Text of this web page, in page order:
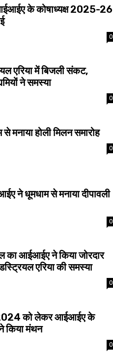
के कोषाध्यक्ष 2025-26
0
एरिया में बिजली संकट,
ने समस्या
0
मनाया होली मिलन समारोह
0
ने धूमधाम से मनाया दीपावली
0
का आईआईए ने किया जोरदार
एरिया की समस्या
0
को लेकर आईआईए के
किया मंथन
0